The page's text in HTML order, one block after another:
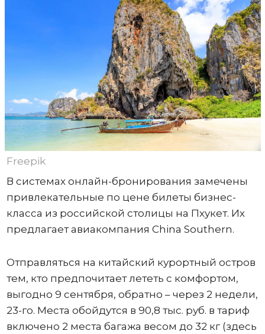
Freepik
В системах онлайн-бронирования замечены
привлекательные по цене билеты бизнес-
класса из российской столицы на Пхукет. Их
предлагает авиакомпания China Southern.
Отправляться на китайский курортный остров
тем, кто предпочитает лететь с комфортом,
выгодно 9 сентября, обратно – через 2 недели,
23-го. Места обойдутся в 90,8 тыс. руб. в тариф
включено 2 места багажа весом до 32 кг (здесь